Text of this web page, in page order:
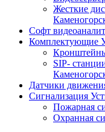
Жесткие
Софт
Комплектующие
SIP-
Датчики
Сигнализация
Пожарная
Охранная